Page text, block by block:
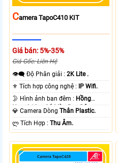
CAmera TapoC410 KIT
Giá bán: 5%-35%
Giá Gốc: Liên Hệ
👁️‍🗨 Độ Phân giải :2K Lite .
⚜️ Tích hợp công nghệ :
IP Wifi.
🌛 Hình ảnh ban đêm : Hồng
Ngoại 10m Có Màu Ban Ðêm.
💎 Camera DòngThân Plastic.
️ლ Tích Hợp :Thu Âm.